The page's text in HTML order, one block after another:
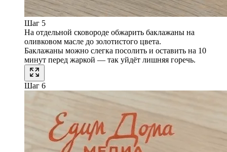
Шаг 5
На отдельной сковороде обжарить баклажаны на
оливковом масле до золотистого цвета.
Баклажаны можно слегка посолить и оставить на 10
минут перед жаркой — так уйдёт лишняя горечь.
Шаг 6